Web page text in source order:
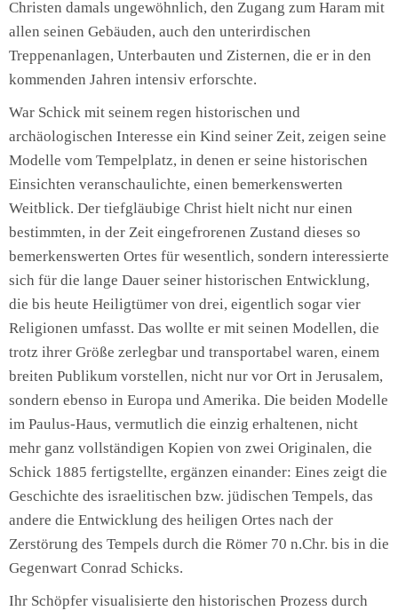
Christen damals ungewöhnlich, den Zugang zum Haram mit
allen seinen Gebäuden, auch den unterirdischen
Treppenanlagen, Unterbauten und Zisternen, die er in den
kommenden Jahren intensiv erforschte.
War Schick mit seinem regen historischen und
archäologischen Interesse ein Kind seiner Zeit, zeigen seine
Modelle vom Tempelplatz, in denen er seine historischen
Einsichten veranschaulichte, einen bemerkenswerten
Weitblick. Der tiefgläubige Christ hielt nicht nur einen
bestimmten, in der Zeit eingefrorenen Zustand dieses so
bemerkenswerten Ortes für wesentlich, sondern interessierte
sich für die lange Dauer seiner historischen Entwicklung,
die bis heute Heiligtümer von drei, eigentlich sogar vier
Religionen umfasst. Das wollte er mit seinen Modellen, die
trotz ihrer Größe zerlegbar und transportabel waren, einem
breiten Publikum vorstellen, nicht nur vor Ort in Jerusalem,
sondern ebenso in Europa und Amerika. Die beiden Modelle
im Paulus-Haus, vermutlich die einzig erhaltenen, nicht
mehr ganz vollständigen Kopien von zwei Originalen, die
Schick 1885 fertigstellte, ergänzen einander: Eines zeigt die
Geschichte des israelitischen bzw. jüdischen Tempels, das
andere die Entwicklung des heiligen Ortes nach der
Zerstörung des Tempels durch die Römer 70 n.Chr. bis in die
Gegenwart Conrad Schicks.
Ihr Schöpfer visualisierte den historischen Prozess durch